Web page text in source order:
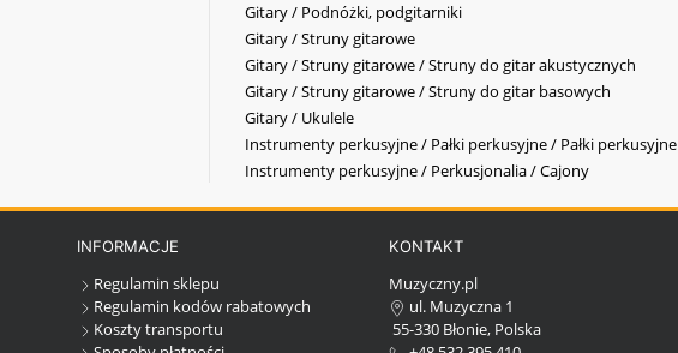
Gitary / Podnóżki, podgitarniki
Gitary / Struny gitarowe
Gitary / Struny gitarowe / Struny do gitar akustycznych
Gitary / Struny gitarowe / Struny do gitar basowych
Gitary / Ukulele
Instrumenty perkusyjne / Pałki perkusyjne / Pałki perkusyjne
Instrumenty perkusyjne / Perkusjonalia / Cajony
INFORMACJE
Regulamin sklepu
Regulamin kodów rabatowych
Koszty transportu
KONTAKT
Muzyczny.pl
ul. Muzyczna 1
55-330 Błonie, Polska